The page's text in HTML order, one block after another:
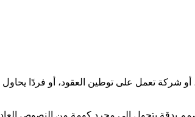
أو شركة تعمل على توطين العقود، أو فردًا
بدقة يتحول إلى مجرد كومة من النصوص العادية